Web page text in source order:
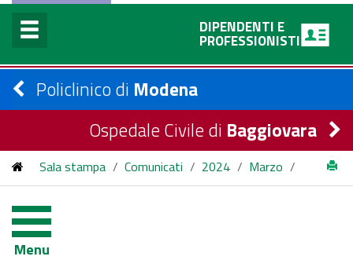
DIPENDENTI E
PROFESSIONISTI
Policlinico di Modena
Ospedale Civile di Baggiovara
Sala stampa / Comunicati / 2024 / Marzo /
Menu